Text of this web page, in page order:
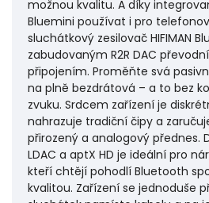
možnou kvalitu. A díky
Bluemini používat i pro
sluchátkový zesilovač HIFIMAN
zabudovaným R2R DAC
připojením. Proměňte svá
na plně bezdrátová – a to bez
zvuku. Srdcem zařízení je
nahrazuje tradiční čipy a
přirozený a analogový přednes.
LDAC a aptX HD je ideální pro
kteří chtějí pohodlí Bluetooth
kvalitou. Zařízení se jednoduše